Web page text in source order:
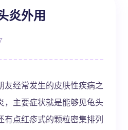
炎外用
友经常发生的皮肤性疾病之
，主要症状就是能够见龟头
有点红疹式的颗粒密集排列